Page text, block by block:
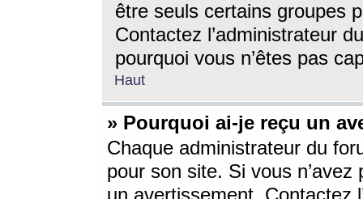
être seuls certains groupes
Contactez l’administrateur
pourquoi vous n’êtes pas
Haut
» Pourquoi ai-je reçu un
Chaque administrateur du
pour son site. Si vous